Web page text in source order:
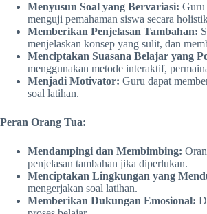
Menyusun Soal yang Bervariasi: Guru
menguji pemahaman siswa secara
Memberikan Penjelasan Tambahan:
menjelaskan konsep yang sulit, dan
Menciptakan Suasana Belajar yang
menggunakan metode interaktif,
Menjadi Motivator: Guru dapat
soal latihan.
Peran Orang Tua:
Mendampingi dan Membimbing:
penjelasan tambahan jika diperlukan.
Menciptakan Lingkungan yang
mengerjakan soal latihan.
Memberikan Dukungan Emosional: